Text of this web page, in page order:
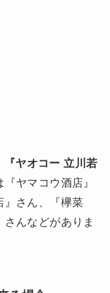
『ヤオコー 立川若
ヤマコウ酒店』
』さん、『欅菜
んなどがありま